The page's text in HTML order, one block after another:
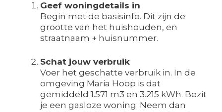
Geef woningdetails in
Begin met de basisinfo. Dit zijn de
grootte van het huishouden, en
straatnaam + huisnummer.
Schat jouw verbruik
Voer het geschatte verbruik in. In de
omgeving Maria Hoop is dat
gemiddeld 1.571 m3 en 3.215 kWh. Bezit
je een gasloze woning. Neem dan